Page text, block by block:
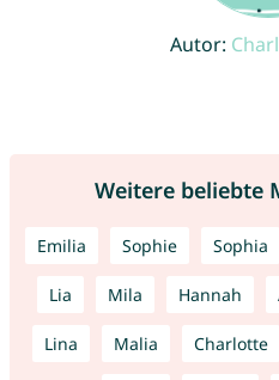
Autor:
Weitere beliebte
Emilia Sophie Sophia
Lia Mila Hannah
Lina Malia Charlotte